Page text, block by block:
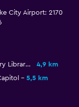
City Airport: 2170
Family History Library
4,9 km
5,5 km